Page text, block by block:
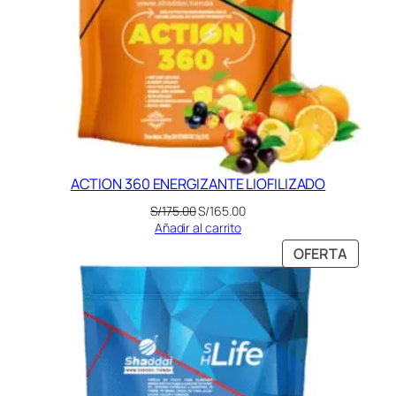
ACTION 360 ENERGIZANTE LIOFILIZADO
S/175.00El
precio
S/165.00El
S/165.00.
Añadir al carrito
OFERTA
EN